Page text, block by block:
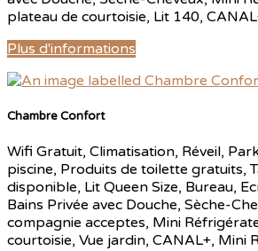
plateau de courtoisie, Lit 140,
Plus d'informations
Chambre Confort
Wifi Gratuit, Climatisation, Réveil,
piscine, Produits de toilette gratuits,
disponible, Lit Queen Size, Bureau,
Bains Privée avec Douche, Sèche-
compagnie acceptes, Mini
courtoisie, Vue jardin, CANAL+, Mini